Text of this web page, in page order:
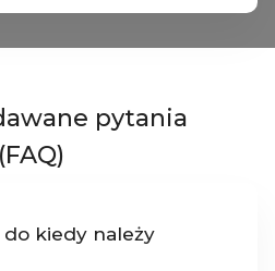
pytania
(FAQ)
do kiedy należy